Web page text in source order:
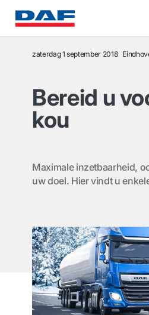
zaterdag 1 september 2018
Bereid u
kou
Maximale inzetbaarheid,
uw doel. Hier vindt u